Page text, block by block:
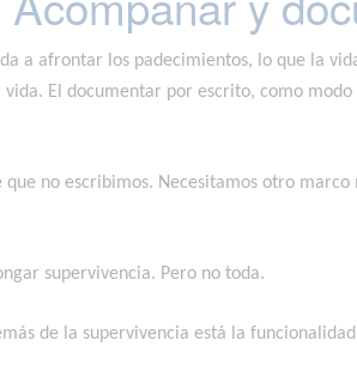
a afrontar los padecimientos, lo que la
El documentar por escrito, como
no escribimos. Necesitamos otro
supervivencia. Pero no toda.
de la supervivencia está la